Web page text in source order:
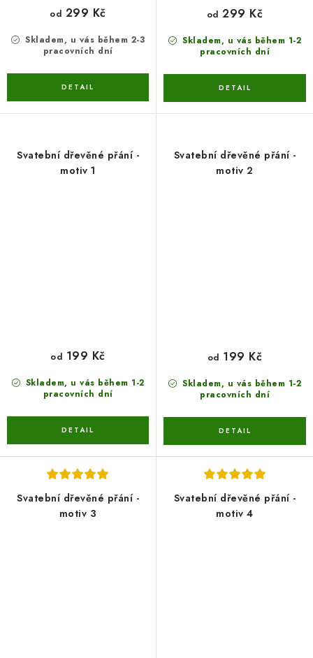
Skladem, u vás během 2-3
pracovních dní
od 299 Kč
Skladem, u vás během 1-2
pracovních dní
od 299 Kč
Svatební dřevěné přání -
motiv 1
Skladem, u vás během 1-2
pracovních dní
od 199 Kč
Svatební dřevěné přání -
motiv 2
Skladem, u vás během 1-2
pracovních dní
od 199 Kč
Svatební dřevěné přání -
motiv 3
Svatební dřevěné přání -
motiv 4